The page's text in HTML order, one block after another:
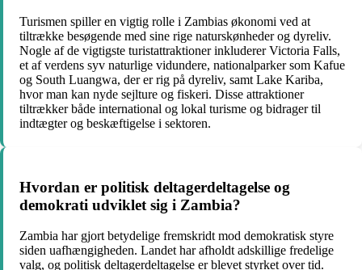
Turismen spiller en vigtig rolle i Zambias økonomi ved at
tiltrække besøgende med sine rige naturskønheder og dyreliv.
Nogle af de vigtigste turistattraktioner inkluderer Victoria Falls,
et af verdens syv naturlige vidundere, nationalparker som Kafue
og South Luangwa, der er rig på dyreliv, samt Lake Kariba,
hvor man kan nyde sejlture og fiskeri. Disse attraktioner
tiltrækker både international og lokal turisme og bidrager til
indtægter og beskæftigelse i sektoren.
Hvordan er politisk deltagerdeltagelse og
demokrati udviklet sig i Zambia?
Zambia har gjort betydelige fremskridt mod demokratisk styre
siden uafhængigheden. Landet har afholdt adskillige fredelige
valg, og politisk deltagerdeltagelse er blevet styrket over tid.